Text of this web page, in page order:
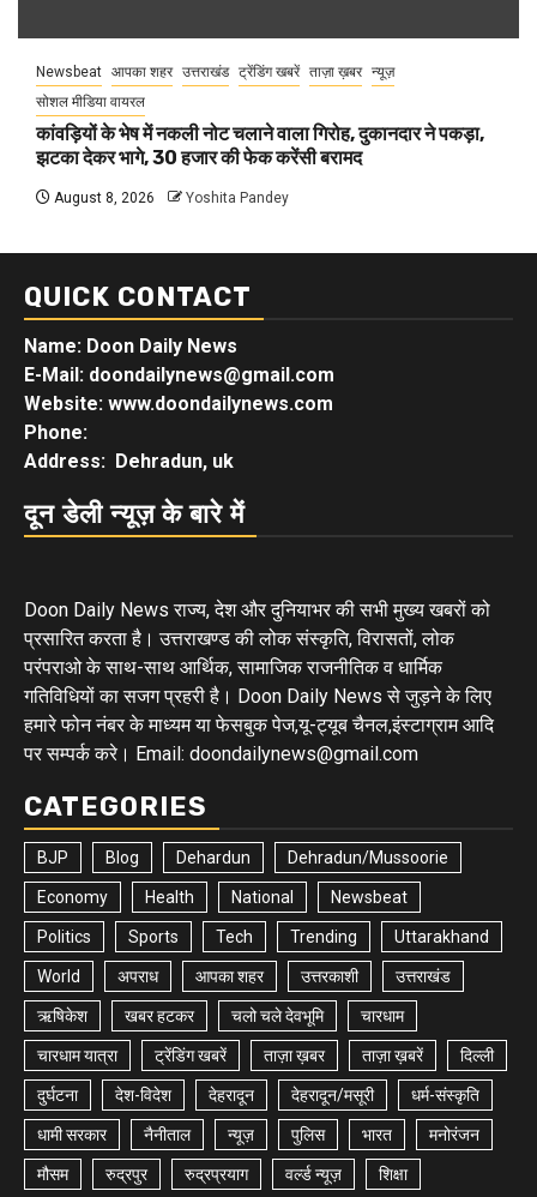
Newsbeat आपका शहर उत्तराखंड ट्रेंडिंग खबरें ताज़ा ख़बर न्यूज़
सोशल मीडिया वायरल
कांवड़ियों के भेष में नकली नोट चलाने वाला गिरोह, दुकानदार ने पकड़ा,
झटका देकर भागे, 30 हजार की फेक करेंसी बरामद
August 8, 2026 Yoshita Pandey
QUICK CONTACT
Name: Doon Daily News
E-Mail: doondailynews@gmail.com
Website: www.doondailynews.com
Phone:
Address: Dehradun, uk
दून डेली न्यूज़ के बारे में
Doon Daily News राज्य, देश और दुनियाभर की सभी मुख्य खबरों को
प्रसारित करता है। उत्तराखण्ड की लोक संस्कृति, विरासतों, लोक
परंपराओ के साथ-साथ आर्थिक, सामाजिक राजनीतिक व धार्मिक
गतिविधियों का सजग प्रहरी है। Doon Daily News से जुड़ने के लिए
हमारे फोन नंबर के माध्यम या फेसबुक पेज,यू-ट्यूब चैनल,इंस्टाग्राम आदि
पर सम्पर्क करे। Email: doondailynews@gmail.com
CATEGORIES
BJP Blog Dehardun Dehradun/Mussoorie
Economy Health National Newsbeat
Politics Sports Tech Trending Uttarakhand
World अपराध आपका शहर उत्तरकाशी उत्तराखंड
ऋषिकेश खबर हटकर चलो चले देवभूमि चारधाम
चारधाम यात्रा ट्रेंडिंग खबरें ताज़ा ख़बर ताज़ा ख़बरें दिल्ली
दुर्घटना देश-विदेश देहरादून देहरादून/मसूरी धर्म-संस्कृति
धामी सरकार नैनीताल न्यूज़ पुलिस भारत मनोरंजन
मौसम रुद्रपुर रुद्रप्रयाग वर्ल्ड न्यूज़ शिक्षा